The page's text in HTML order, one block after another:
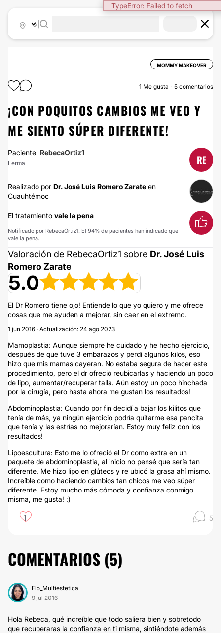
TypeError: Failed to fetch
MOMMY MAKEOVER
1 Me gusta 5 comentarios
¡CON POQUITOS CAMBIOS ME VEO Y
ME SIENTO SÚPER DIFERENTE!
Paciente: RebecaOrtiz1
Lerma RE
Realizado por Dr. José Luis Romero Zarate en
Cuauhtémoc
El tratamiento vale la pena
Notificado por RebecaOrtiz1. El 94% de pacientes han indicado que
vale la pena.
Valoración de RebecaOrtiz1 sobre Dr. José Luis
Romero Zarate
5.0
El Dr Romero tiene ojo! Entiende lo que yo quiero y me ofrece
cosas que me ayuden a mejorar, sin caer en el extremo.
1 jun 2016 · Actualización: 24 ago 2023
Mamoplastia: Aunque siempre he cuidado y he hecho ejercicio,
después de que tuve 3 embarazos y perdí algunos kilos, eso
hizo que mis mamas cayeran. No estaba segura de hacer este
procedimiento, pero el dr ofreció reubicarlas y haciendo un poco
de lipo, aumentar/recuperar talla. Aún estoy un poco hinchada
por la cirugía, pero hasta ahora me gustan los resultados!
Abdominoplastia: Cuando por fin decidí a bajar los kilitos que
tenía de más, ya ningún ejercicio podría quitarme esa pancita
que tenía y las estrías no mejorarían. Estoy muy feliz con los
resultados!
Lipoescultura: Esto me lo ofreció el Dr como extra en un
paquete de abdominoplastia, al inicio no pensé que sería tan
diferente. Me hizo lipo en glúteos y re ubicó la grasa ahí mismo.
Increíble como haciendo cambios tan chicos me veo súper
diferente. Estoy mucho más cómoda y confianza conmigo
misma, me gusta! :)
1 5
COMENTARIOS (5)
Elo_Multiestetica
9 jul 2016
Hola Rebeca, qué increíble que todo saliera bien y sobretodo
que recuperaras la confianza en ti misma, sintiéndote además